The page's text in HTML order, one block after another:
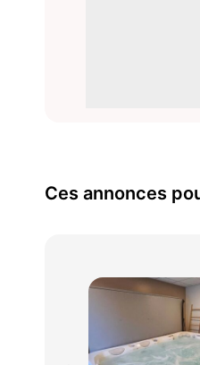
Ces annonces